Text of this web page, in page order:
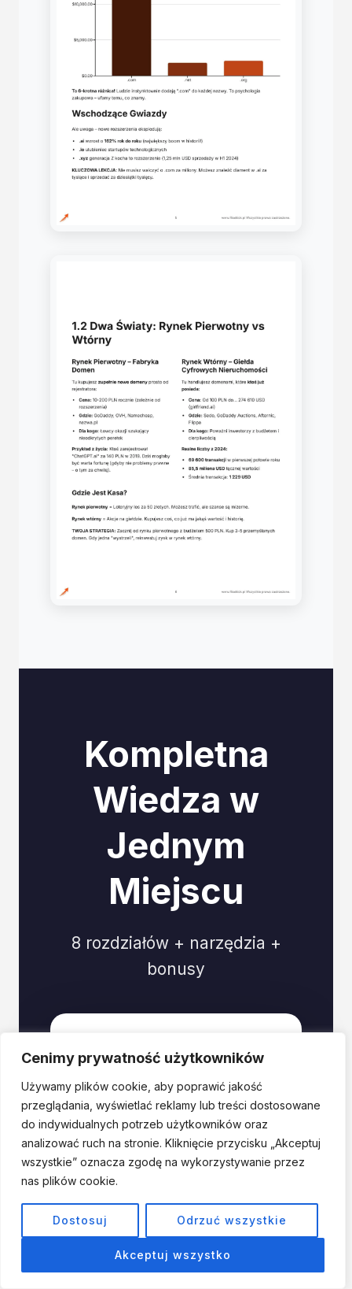
Cenimy prywatność użytkowników
Używamy plików cookie, aby poprawić jakość
przeglądania, wyświetlać reklamy lub treści dostosowane
do indywidualnych potrzeb użytkowników oraz
analizować ruch na stronie. Kliknięcie przycisku „Akceptuj
wszystkie” oznacza zgodę na wykorzystywanie przez
nas plików cookie.
Dostosuj Odrzuć wszystkie
Akceptuj wszystko
Kompletna
Wiedza w
Jednym
Miejscu
8 rozdziałów + narzędzia +
bonusy
E-book
„Gorączka
Złota .AI”
89 PLN
79 PLN